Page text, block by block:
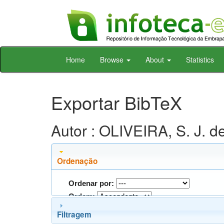
Skip
Home Browse About Statistics
Exportar BibTeX
Autor : OLIVEIRA, S. J.
Ordenação
Ordenar por:
Ordem:
Filtragem